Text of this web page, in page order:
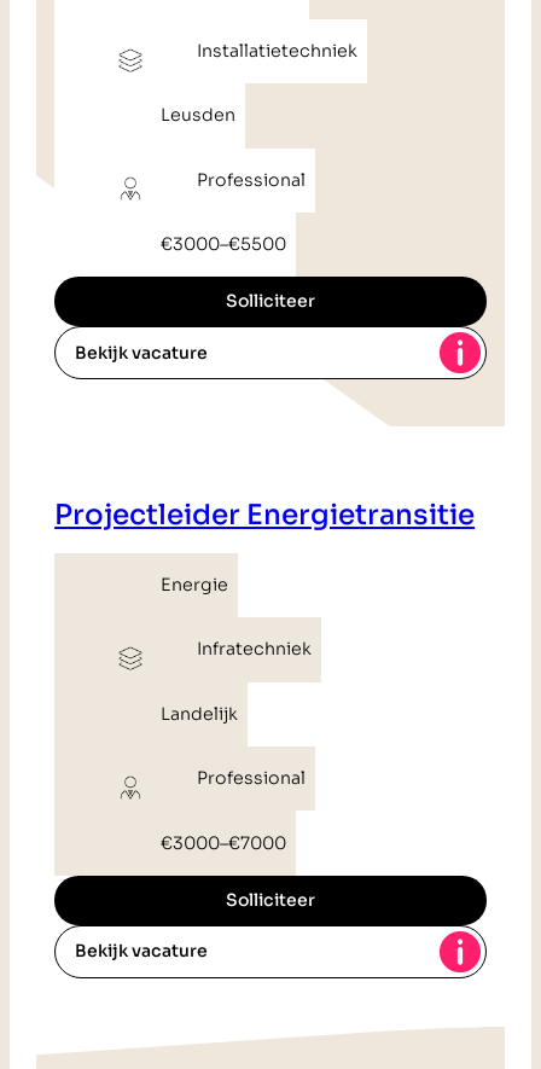
Installatietechniek
Leusden
Professional
€3000–€5500
Solliciteer
Bekijk vacature
Projectleider Energietransitie
Energie
Infratechniek
Landelijk
Professional
€3000–€7000
Solliciteer
Bekijk vacature